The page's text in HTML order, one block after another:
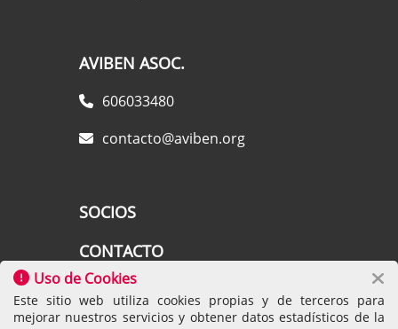
AVIBEN ASOC.
606033480
contacto@aviben.org
SOCIOS
CONTACTO
AVISO LEGAL
Uso de Cookies
Este sitio web utiliza cookies propias y de terceros para
mejorar nuestros servicios y obtener datos estadísticos de la